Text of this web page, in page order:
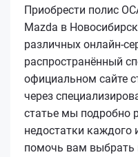
Приобрести полис
Mazda в
различных онлайн-
распространённый
официальном сайте
через
статье мы подробно
недостатки каждого
помочь вам выбрать